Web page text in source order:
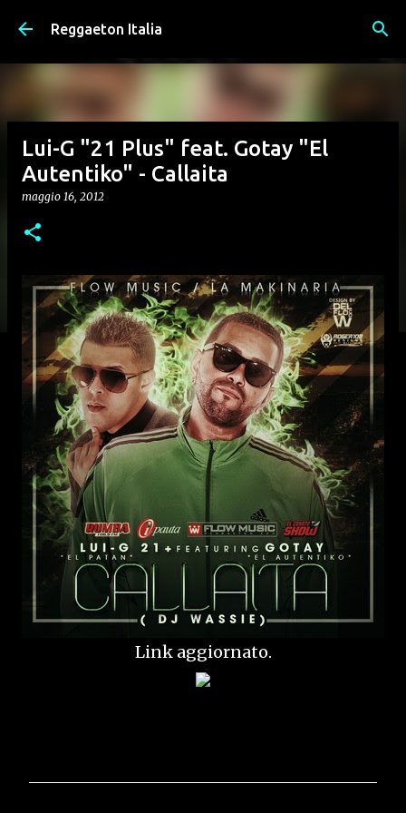
Passa ai contenuti principali
Reggaeton Italia
Lui-G "21 Plus" feat. Gotay "El
Autentiko" - Callaita
maggio 16, 2012
Link aggiornato.